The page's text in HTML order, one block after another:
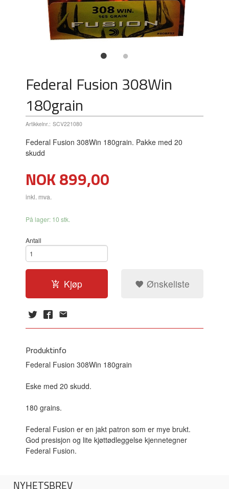
Federal Fusion 308Win
180grain
Artikkelnr.: SCV221080
Federal Fusion 308Win 180grain. Pakke med 20
skudd
Pris
NOK899,00
inkl. mva.
På lager: 10 stk.
Antall
Kjøp Ønskeliste
Produktinfo
Federal Fusion 308Win 180grain
Eske med 20 skudd.
180 grains.
Federal Fusion er en jakt patron som er mye brukt.
God presisjon og lite kjøttødleggelse kjennetegner
Federal Fusion.
NYHETSBREV